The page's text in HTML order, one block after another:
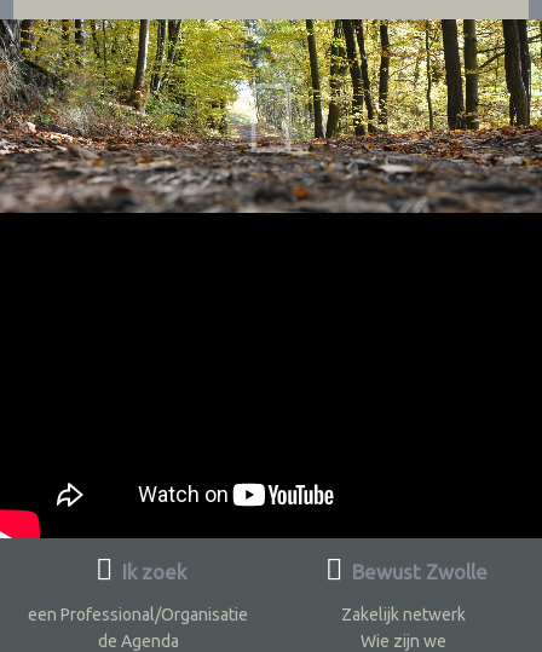
Ik zoek
een Professional/Organisatie
de Agenda
Bewust Zwolle
Zakelijk netwerk
Wie zijn we